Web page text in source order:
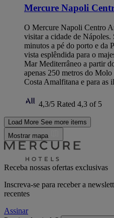
Mercure Napoli
O Mercure Napoli Centro
visitar a cidade de
minutos a pé do porto e da
vista esplêndida para o
Mar Mediterrâneo a partir
apenas 250 metros do
Costa Amalfitana e para as
4,3/5 Rated 4,3 of 5
Load More See more items
Mostrar mapa
Receba nossas ofertas exclusivas
Inscreva-se para receber a
recentes
Assinar